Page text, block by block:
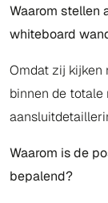
Waarom stellen
whiteboard
Omdat zij kijken
binnen de totale
Waarom is de
bepalend?